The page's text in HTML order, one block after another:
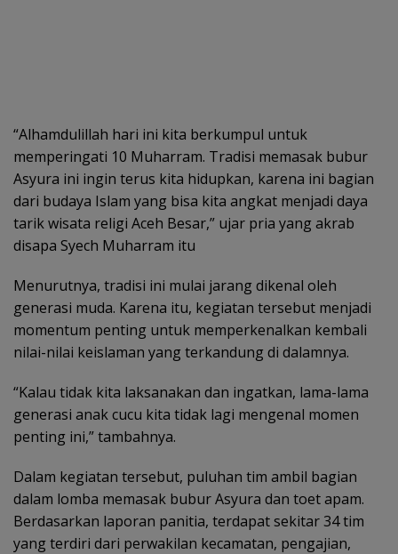
“Alhamdulillah hari ini kita berkumpul untuk
memperingati 10 Muharram. Tradisi memasak bubur
Asyura ini ingin terus kita hidupkan, karena ini bagian
dari budaya Islam yang bisa kita angkat menjadi daya
tarik wisata religi Aceh Besar,” ujar pria yang akrab
disapa Syech Muharram itu
Menurutnya, tradisi ini mulai jarang dikenal oleh
generasi muda. Karena itu, kegiatan tersebut menjadi
momentum penting untuk memperkenalkan kembali
nilai-nilai keislaman yang terkandung di dalamnya.
“Kalau tidak kita laksanakan dan ingatkan, lama-lama
generasi anak cucu kita tidak lagi mengenal momen
penting ini,” tambahnya.
Dalam kegiatan tersebut, puluhan tim ambil bagian
dalam lomba memasak bubur Asyura dan toet apam.
Berdasarkan laporan panitia, terdapat sekitar 34 tim
yang terdiri dari perwakilan kecamatan, pengajian,